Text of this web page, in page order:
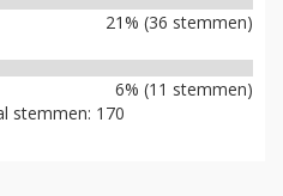
21% (36 stemmen)
6% (11 stemmen)
stemmen: 170